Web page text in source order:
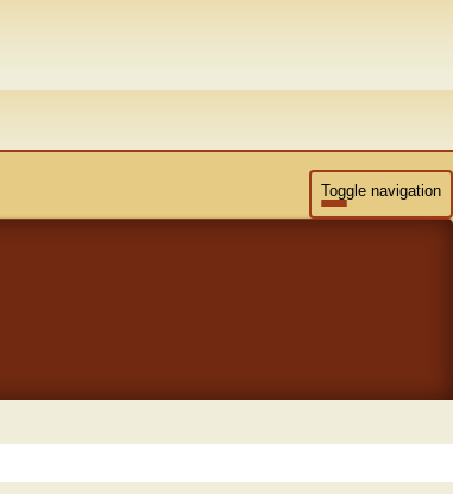
Toggle navigation